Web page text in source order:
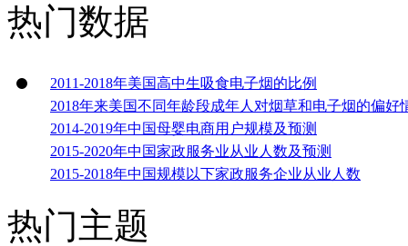
热门数据
2011-2018年美国高中生吸食电子烟的比例
2018年来美国不同年龄段成年人对烟草和电子烟的偏好
2014-2019年中国母婴电商用户规模及预测
2015-2020年中国家政服务业从业人数及预测
2015-2018年中国规模以下家政服务企业从业人数
热门主题